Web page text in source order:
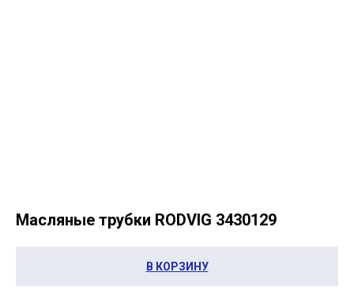
Масляные трубки RODVIG 3430129
В КОРЗИНУ